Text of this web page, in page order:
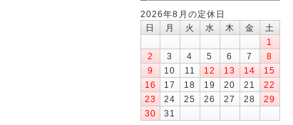
2026年8月の定休日
日
月 火 水 木 金
土
1
2
3 4 5 6 7
8
9
10 11 12 13 14
15
16
17 18 19 20 21
22
23
24 25 26 27 28
29
30
31